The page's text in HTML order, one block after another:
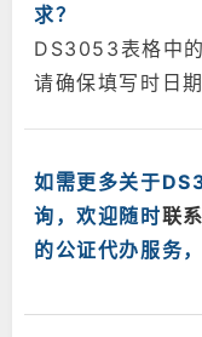
求？
DS3053表格中
请确保填写时日
如需更多关于
询，欢迎随时联
的公证代办服务